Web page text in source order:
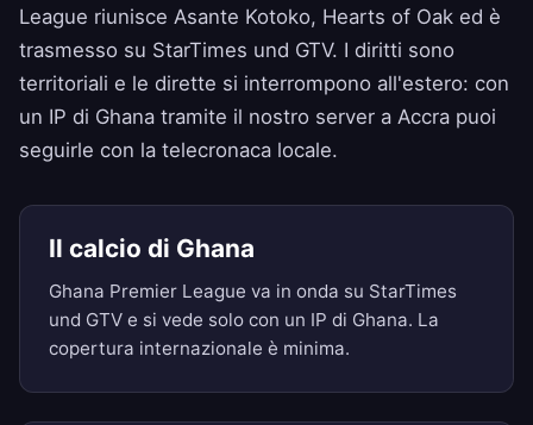
League riunisce Asante Kotoko, Hearts of Oak ed è
trasmesso su StarTimes und GTV. I diritti sono
territoriali e le dirette si interrompono all'estero: con
un IP di Ghana tramite il nostro server a Accra puoi
seguirle con la telecronaca locale.
Il calcio di Ghana
Ghana Premier League va in onda su StarTimes
und GTV e si vede solo con un IP di Ghana. La
copertura internazionale è minima.